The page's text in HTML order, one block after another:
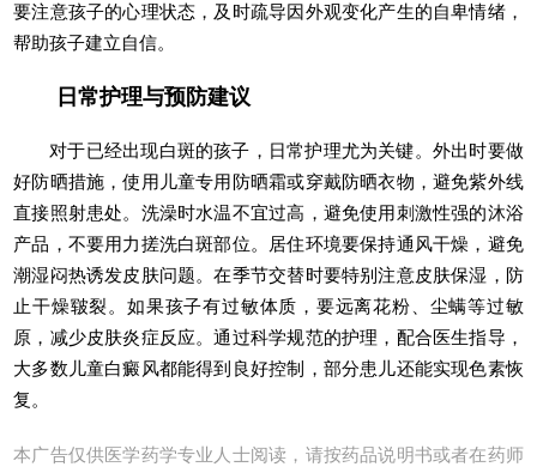
要注意孩子的心理状态，及时疏导因外观变化产生的自卑情绪，
帮助孩子建立自信。
日常护理与预防建议
对于已经出现白斑的孩子，日常护理尤为关键。外出时要做
好防晒措施，使用儿童专用防晒霜或穿戴防晒衣物，避免紫外线
直接照射患处。洗澡时水温不宜过高，避免使用刺激性强的沐浴
产品，不要用力搓洗白斑部位。居住环境要保持通风干燥，避免
潮湿闷热诱发皮肤问题。在季节交替时要特别注意皮肤保湿，防
止干燥皲裂。如果孩子有过敏体质，要远离花粉、尘螨等过敏
原，减少皮肤炎症反应。通过科学规范的护理，配合医生指导，
大多数儿童白癜风都能得到良好控制，部分患儿还能实现色素恢
复。
本广告仅供医学药学专业人士阅读，请按药品说明书或者在药师